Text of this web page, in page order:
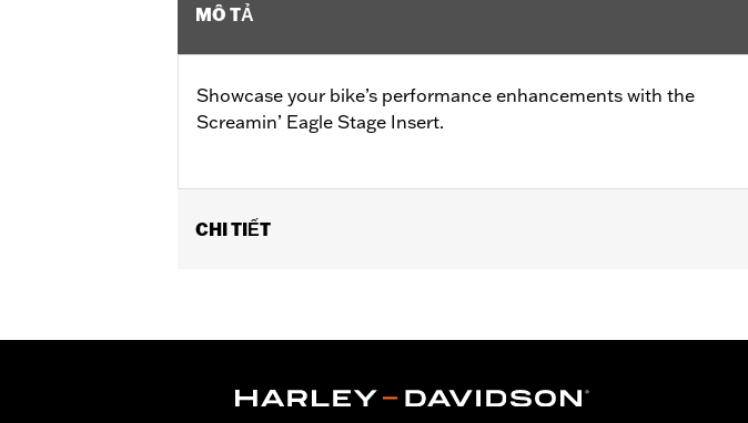
MÔ TẢ
Showcase your bike’s performance enhancements with the
Screamin’ Eagle Stage Insert.
CHI TIẾT
Sold Separately:Screamin' Eagle Timer Cover Base
In the Box: Insert